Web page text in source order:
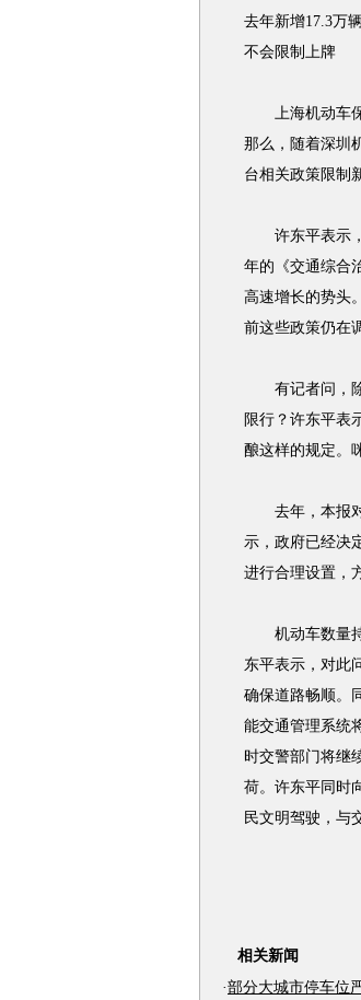
去年新增17.3万
不会限制上牌
上海机动车保
那么，随着深圳
台相关政策限制
许东平表示，
年的《交通综合
高速增长的势头
前这些政策仍在
有记者问，除
限行？许东平表
酿这样的规定。
去年，本报对
示，政府已经决
进行合理设置，
机动车数量持
东平表示，对此
确保道路畅顺。
能交通管理系统
时交警部门将继
荷。许东平同时
民文明驾驶，与
相关新闻
·部分大城市停车位